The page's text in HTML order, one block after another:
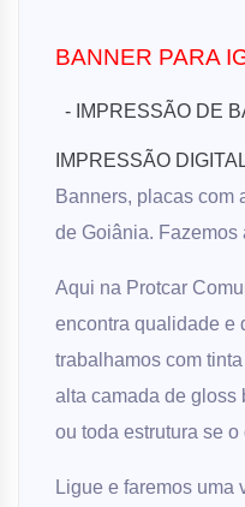
BANNER PARA
- IMPRESSÃO DE
IMPRESSÃO
Banners, placas com
de Goiânia. Fazemos
Aqui na Protcar
encontra qualidade e
trabalhamos com
alta camada de gloss
ou toda estrutura se o
Ligue e faremos uma